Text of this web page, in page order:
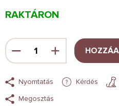
Egységár:
RAKTÁRON
Nyomtatás Kérdés
Megosztás